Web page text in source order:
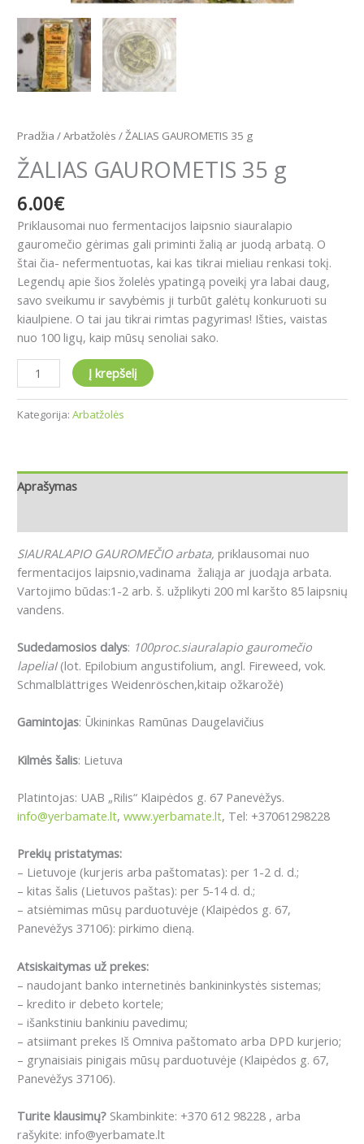
Pradžia /Arbatžolės / ŽALIAS GAUROMETIS 35 g
ŽALIAS GAUROMETIS 35 g
6.00€
Priklausomai nuo fermentacijos laipsnio siauralapio
gauromečio gėrimas gali priminti žalią ar juodą arbatą. O
štai čia- nefermentuotas, kai kas tikrai mieliau renkasi tokį.
Legendų apie šios žolelės ypatingą poveikį yra labai daug,
savo sveikumu ir savybėmis ji turbūt galėtų konkuruoti su
kiaulpiene. O tai jau tikrai rimtas pagyrimas! Išties, vaistas
nuo 100 ligų, kaip mūsų senoliai sako.
Į krepšelį
Kategorija: Arbatžolės
Aprašymas
SIAURALAPIO GAUROMEČIO arbata, priklausomai nuo
fermentacijos laipsnio,vadinama žaliąja ar juodąja arbata.
Vartojimo būdas:1-2 arb. š. užplikyti 200 ml karšto 85 laipsnių
vandens.
Sudedamosios dalys: 100proc.siauralapio gauromečio
lapeliaI(lot. Epilobium angustifolium, angl. Fireweed, vok.
Schmalblättriges Weidenröschen,kitaip ožkarožė)
Gamintojas: Ūkininkas Ramūnas Daugelavičius
Kilmės šalis: Lietuva
Platintojas: UAB „Rilis“ Klaipėdos g. 67 Panevėžys.
info@yerbamate.lt, www.yerbamate.lt, Tel: +37061298228
Prekių pristatymas:
– Lietuvoje (kurjeris arba paštomatas): per 1-2 d. d.;
– kitas šalis (Lietuvos paštas): per 5-14 d. d.;
– atsiėmimas mūsų parduotuvėje (Klaipėdos g. 67,
Panevėžys 37106): pirkimo dieną.
Atsiskaitymas už prekes:
– naudojant banko internetinės bankininkystės sistemas;
– kredito ir debeto kortele;
– išankstiniu bankiniu pavedimu;
– atsiimant prekes Iš Omniva paštomato arba DPD kurjerio;
– grynaisiais pinigais mūsų parduotuvėje (Klaipėdos g. 67,
Panevėžys 37106).
Turite klausimų? Skambinkite: +370 612 98228 , arba
rašykite: info@yerbamate.lt